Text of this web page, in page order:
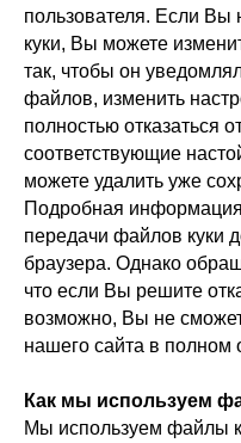
пользователя. Если Вы
куки, Вы можете
так, чтобы он
файлов, изменить
полностью отказаться
соответствующие
можете удалить уже
Подробная
передачи файлов куки
браузера. Однако
что если Вы решите
возможно, Вы не
нашего сайта в полном
Как мы используем
Мы используем файлы